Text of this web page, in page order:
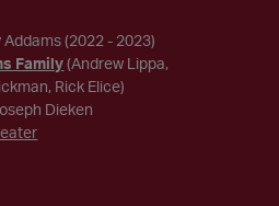
Addams (2022 - 2023)
Family (Andrew Lippa,
Rick Elice)
Dieken